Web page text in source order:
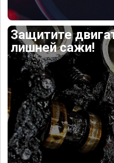
Защитите
лишней сажи!